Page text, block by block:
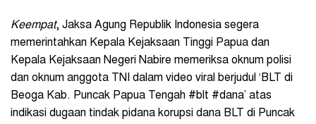
Keempat, Jaksa Agung Republik Indonesia segera
memerintahkan Kepala Kejaksaan Tinggi Papua dan
Kepala Kejaksaan Negeri Nabire memeriksa oknum polisi
dan oknum anggota TNI dalam video viral berjudul ‘BLT di
Beoga Kab. Puncak Papua Tengah #blt #dana’ atas
indikasi dugaan tindak pidana korupsi dana BLT di Puncak